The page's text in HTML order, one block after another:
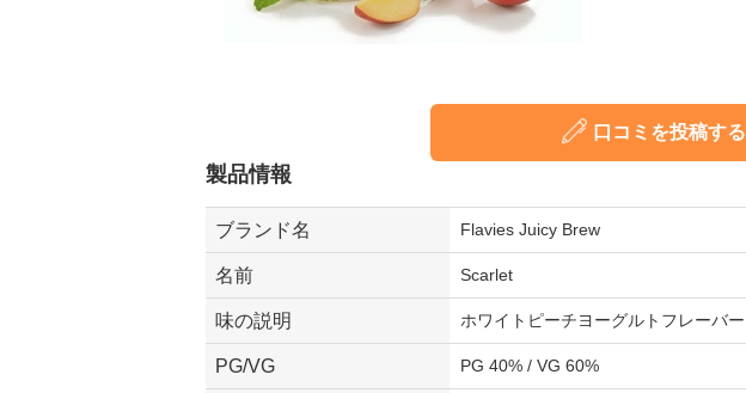
口コミを投稿する
製品情報
ブランド名 Flavies Juicy Brew
名前 Scarlet
味の説明 ホワイトピーチヨーグルトフレーバー
PG/VG PG 40% / VG 60%